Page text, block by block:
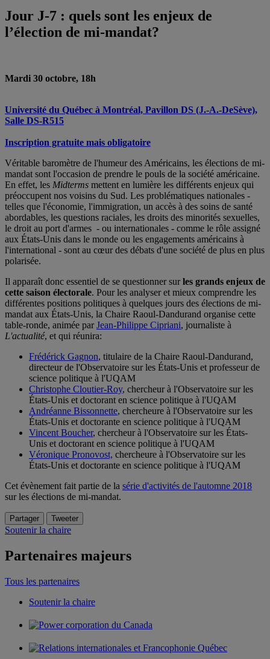
Jour J-7 : quels sont les enjeux de
l’élection de mi-mandat?
Mardi 30 octobre, 18h
Université du Québec à Montréal, Pavillon DS (J.-A.-DeSève),
Salle DS-R515
Inscription gratuite mais obligatoire
Véritable baromètre de l'humeur des Américains, les élections de mi-
mandat sont l'occasion de prendre le pouls de la société américaine.
En effet, les Midterms mettent en lumière les différents enjeux qui
préoccupent nos voisins du Sud. Les problématiques nationales -
telles que l'économie, l'immigration, un accès à des soins de santé
abordables, les questions raciales, les droits des minorités sexuelles,
le droit au port d'armes - ou internationales - comme le rôle assigné
aux États-Unis dans le monde ou les engagements américains à
l'international - sont au cœur des débats d'une société de plus en plus
polarisée.
Il apparaît donc essentiel de se questionner surles grands enjeux de
cette saison électorale. Pour les analyser et mieux comprendre les
différentes positions politiques à quelques jours des élections de mi-
mandat aux États-Unis, la Chaire Raoul-Dandurand organise cette
table-ronde, animée parJean-Philippe Cipriani, journaliste à
L'actualité, et qui réunira:
Frédérick Gagnon, titulaire de la Chaire Raoul-Dandurand,
directeur de l'Observatoire sur les États-Unis et professeur de
science politique à l'UQAM
Christophe Cloutier-Roy, chercheur à l'Observatoire sur les
États-Unis et doctorant en science politique à l'UQAM
Andréanne Bissonnette, chercheure à l'Observatoire sur les
États-Unis et doctorante en science politique à l'UQAM
Vincent Boucher, chercheur à l'Observatoire sur les États-
Unis et doctorant en science politique à l'UQAM
Véronique Pronovost, chercheure à l'Observatoire sur les
États-Unis et doctorante en science politique à l'UQAM
Cet évènement fait partie de la série d'activités de l'automne 2018
sur les élections de mi-mandat.
Partager Tweeter
Soutenir la chaire
Partenaires majeurs
Tous les partenaires
Soutenir la chaire